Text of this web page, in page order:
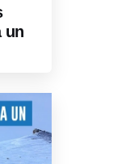
un